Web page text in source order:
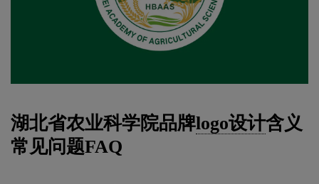
湖北省农业科学院品牌logo设计含义
常见问题FAQ